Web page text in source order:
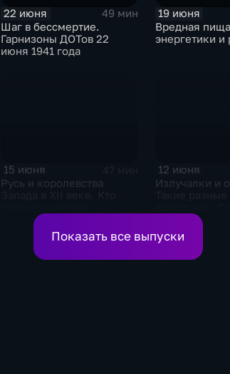
22 июня
49 мин
Шаг в бессмертие.
Гарнизоны ДОТов 22
июня 1941 года
19 июня
Вредная
энергетики и
15 июня
Русь и королевства
12 июня
Излучалки и
фотоника
Показать все выпуски